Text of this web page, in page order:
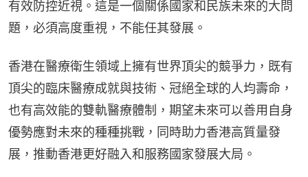
有效防控近視。這是一個關係國家和民族未來的大問
題，必須高度重視，不能任其發展。
香港在醫療衛生領域上擁有世界頂尖的競爭力，既有
頂尖的臨床醫療成就與技術、冠絕全球的人均壽命，
也有高效能的雙軌醫療體制，期望未來可以善用自身
優勢應對未來的種種挑戰，同時助力香港高質量發
展，推動香港更好融入和服務國家發展大局。